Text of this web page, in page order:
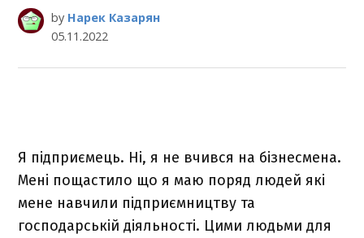
by Нарек Казарян
05.11.2022
Я підприємець. Ні, я не вчився на бізнесмена.
Мені пощастило що я маю поряд людей які
мене навчили підприємництву та
господарській діяльності. Цими людьми для